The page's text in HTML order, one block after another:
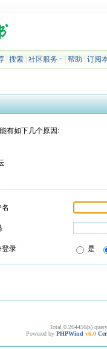
| 搜索| 社区服务 帮助 订阅
有如下几个原因:
登录 是
Total 0.264456(s)
Powered by PHPWind v6.0